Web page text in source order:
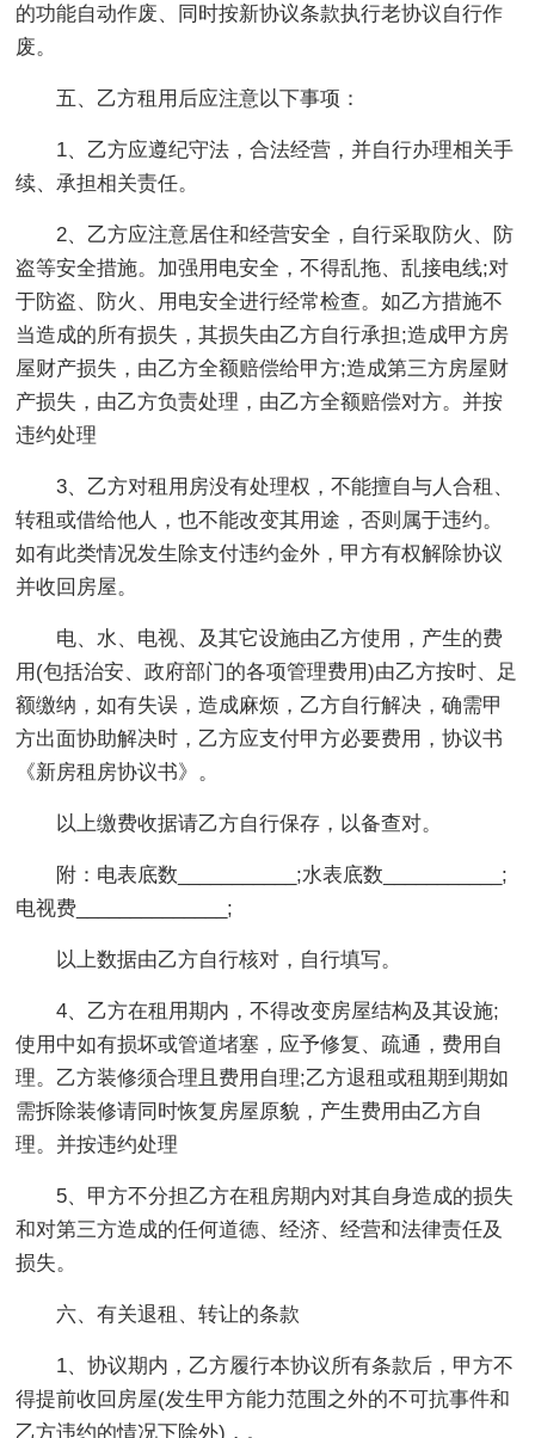
的功能自动作废、同时按新协议条款执行老协议自行作
废。
五、乙方租用后应注意以下事项：
1、乙方应遵纪守法，合法经营，并自行办理相关手
续、承担相关责任。
2、乙方应注意居住和经营安全，自行采取防火、防
盗等安全措施。加强用电安全，不得乱拖、乱接电线;对
于防盗、防火、用电安全进行经常检查。如乙方措施不
当造成的所有损失，其损失由乙方自行承担;造成甲方房
屋财产损失，由乙方全额赔偿给甲方;造成第三方房屋财
产损失，由乙方负责处理，由乙方全额赔偿对方。并按
违约处理
3、乙方对租用房没有处理权，不能擅自与人合租、
转租或借给他人，也不能改变其用途，否则属于违约。
如有此类情况发生除支付违约金外，甲方有权解除协议
并收回房屋。
电、水、电视、及其它设施由乙方使用，产生的费
用(包括治安、政府部门的各项管理费用)由乙方按时、足
额缴纳，如有失误，造成麻烦，乙方自行解决，确需甲
方出面协助解决时，乙方应支付甲方必要费用，协议书
《新房租房协议书》。
以上缴费收据请乙方自行保存，以备查对。
附：电表底数___________;水表底数___________;
电视费______________;
以上数据由乙方自行核对，自行填写。
4、乙方在租用期内，不得改变房屋结构及其设施;
使用中如有损坏或管道堵塞，应予修复、疏通，费用自
理。乙方装修须合理且费用自理;乙方退租或租期到期如
需拆除装修请同时恢复房屋原貌，产生费用由乙方自
理。并按违约处理
5、甲方不分担乙方在租房期内对其自身造成的损失
和对第三方造成的任何道德、经济、经营和法律责任及
损失。
六、有关退租、转让的条款
1、协议期内，乙方履行本协议所有条款后，甲方不
得提前收回房屋(发生甲方能力范围之外的不可抗事件和
乙方违约的情况下除外)，。